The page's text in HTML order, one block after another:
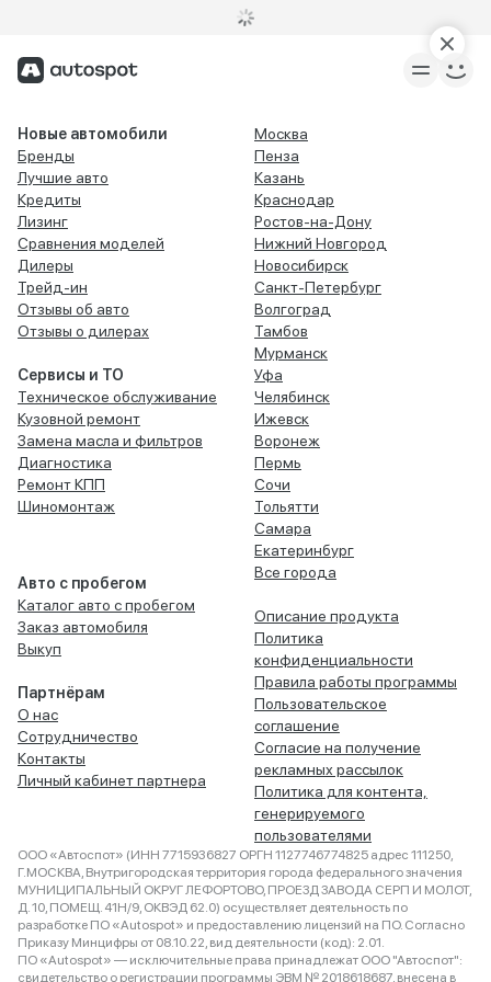
Новые автомобили
Бренды
Лучшие авто
Кредиты
Лизинг
Сравнения моделей
Дилеры
Трейд-ин
Отзывы об авто
Отзывы о дилерах
Сервисы и ТО
Техническое обслуживание
Кузовной ремонт
Замена масла и фильтров
Диагностика
Ремонт КПП
Шиномонтаж
Авто с пробегом
Каталог авто с пробегом
Заказ автомобиля
Выкуп
Партнёрам
О нас
Сотрудничество
Контакты
Личный кабинет партнера
Москва
Пенза
Казань
Краснодар
Ростов-на-Дону
Нижний Новгород
Новосибирск
Санкт-Петербург
Волгоград
Тамбов
Мурманск
Уфа
Челябинск
Ижевск
Воронеж
Пермь
Сочи
Тольятти
Самара
Екатеринбург
Все города
Описание продукта
Политика
конфиденциальности
Правила работы программы
Пользовательское
соглашение
Согласие на получение
рекламных рассылок
Политика для контента,
генерируемого
пользователями
ООО «Автоспот» (ИНН 7715936827 ОРГН 1127746774825 адрес 111250,
Г.МОСКВА, Внутригородская территория города федерального значения
МУНИЦИПАЛЬНЫЙ ОКРУГ ЛЕФОРТОВО, ПРОЕЗД ЗАВОДА СЕРП И МОЛОТ,
Д. 10, ПОМЕЩ. 41Н/9, ОКВЭД 62.0) осуществляет деятельность по
разработке ПО «Autospot» и предоставлению лицензий на ПО. Согласно
Приказу Минцифры от 08.10.22, вид деятельности (код): 2.01.
ПО «Autospot» — исключительные права принадлежат ООО "Автоспот":
свидетельство о регистрации программы ЭВМ № 2018618687, внесена в